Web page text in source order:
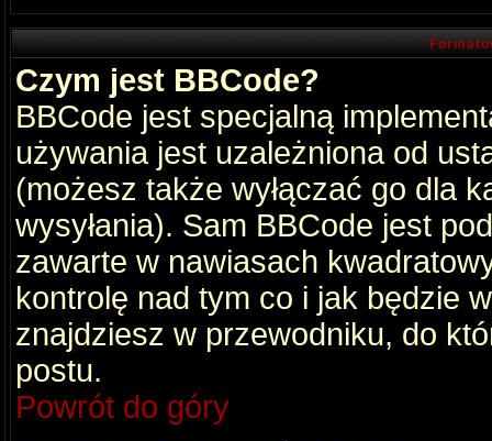
Czym jest BBCode?
BBCode jest specjalną
używania jest uzależniona od
(możesz także wyłączać go dla
wysyłania). Sam BBCode jest
zawarte w nawiasach
kontrolę nad tym co i jak będzie
znajdziesz w przewodniku, do
postu.
Powrót do góry